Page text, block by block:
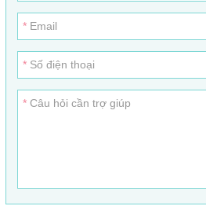
Email
Số điện thoại
Câu hỏi cần trợ giúp